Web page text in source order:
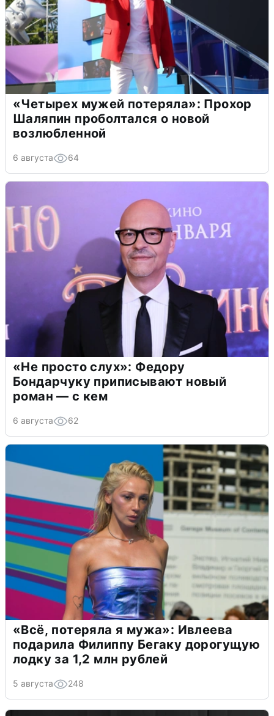
«Четырех мужей потеряла»: Прохор
Шаляпин проболтался о новой
возлюбленной
6 августа 64
«Не просто слух»: Федору
Бондарчуку приписывают новый
роман — с кем
6 августа 62
«Всё, потеряла я мужа»: Ивлеева
подарила Филиппу Бегаку дорогущую
лодку за 1,2 млн рублей
5 августа 248